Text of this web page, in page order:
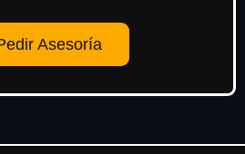
Asesoría